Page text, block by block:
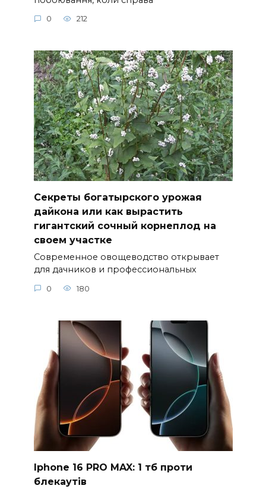
0 212
Секреты богатырского урожая
дайкона или как вырастить
гигантский сочный корнеплод на
своем участке
Современное овощеводство открывает
для дачников и профессиональных
0 180
Iphone 16 PRO MAX: 1 тб проти
блекаутів